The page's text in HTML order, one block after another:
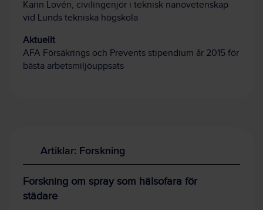
Karin Lovén, civilingenjör i teknisk nanovetenskap
vid Lunds tekniska högskola
Aktuellt
AFA Försäkrings och Prevents stipendium år 2015 för
bästa arbetsmiljöuppsats
Artiklar: Forskning
Forskning om spray som hälsofara för
städare